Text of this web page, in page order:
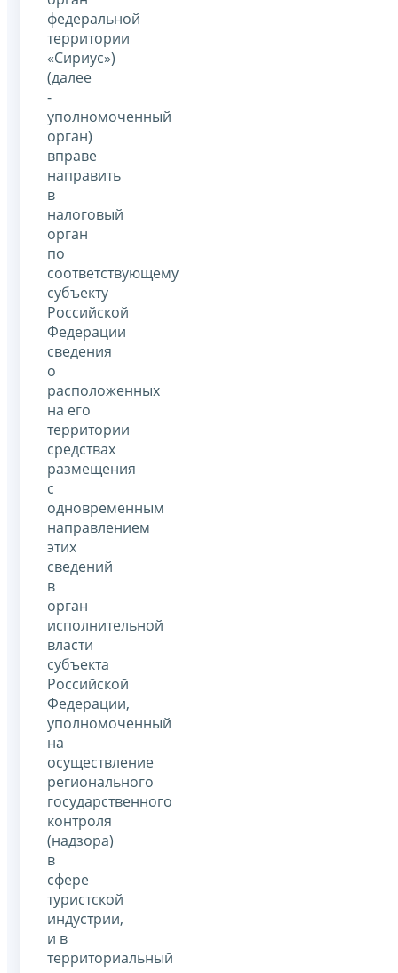
федеральной
территории
«Сириус»)
(далее
-
уполномоченный
орган)
вправе
направить
в
налоговый
орган
по
соответствующему
субъекту
Российской
Федерации
сведения
о
расположенных
на его
территории
средствах
размещения
с
одновременным
направлением
этих
сведений
в
орган
исполнительной
власти
субъекта
Российской
Федерации,
уполномоченный
на
осуществление
регионального
государственного
контроля
(надзора)
в
сфере
туристской
индустрии,
и в
территориальный